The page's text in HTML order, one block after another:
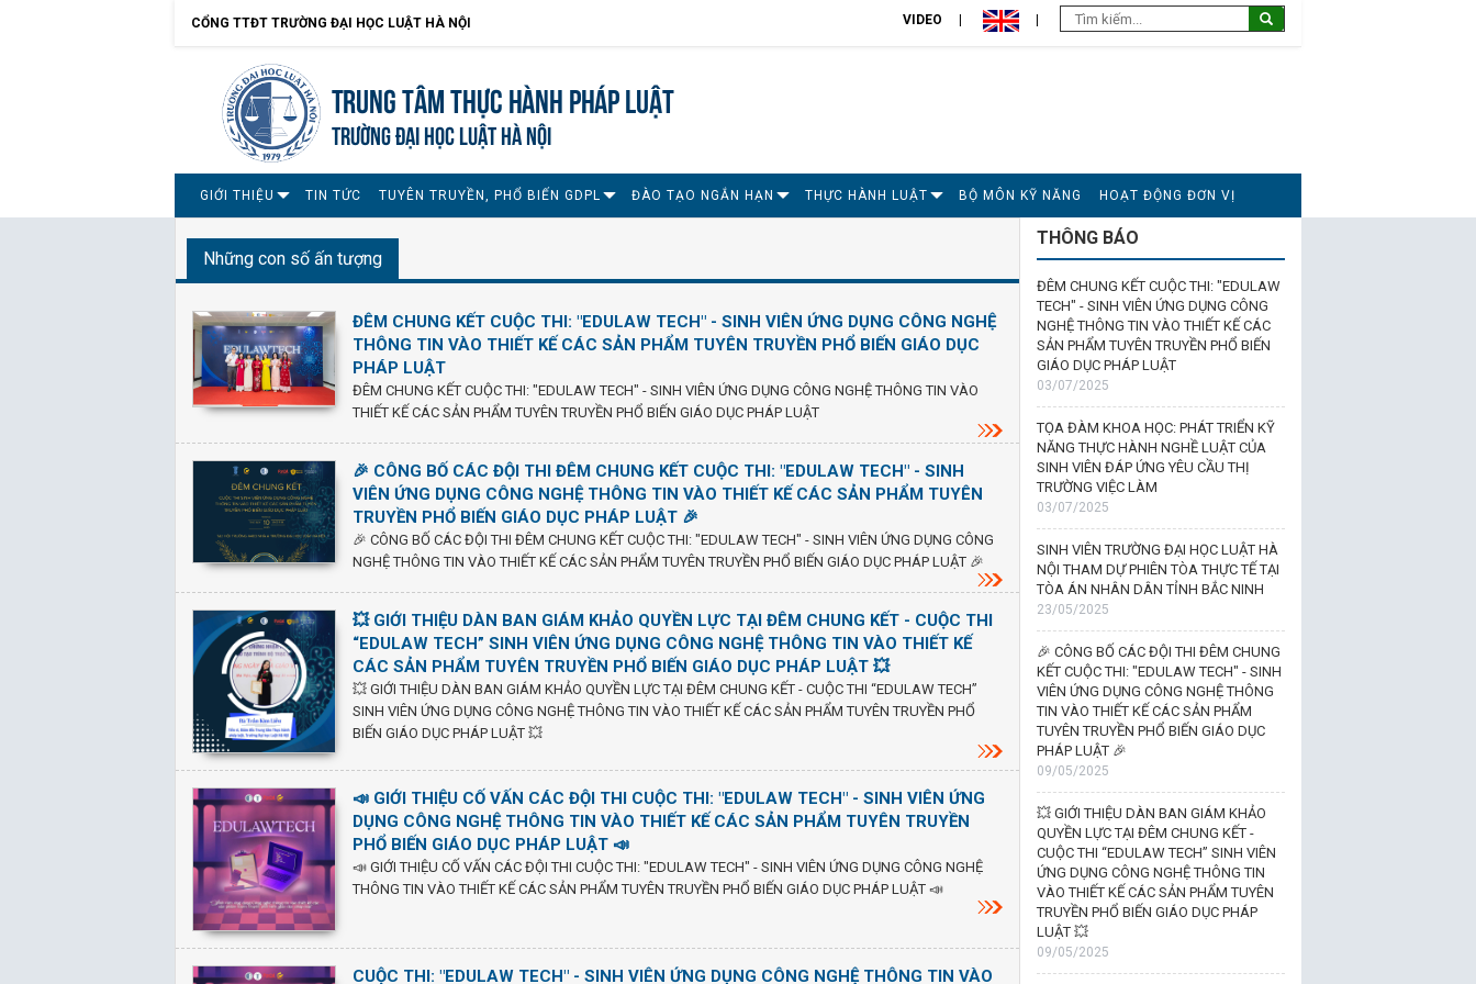
CỔNG TTĐT TRƯỜNG ĐẠI HỌC LUẬT HÀ NỘI VIDEO
Trung tâm Thực hành pháp luật
TRƯỜNG ĐẠI HỌC LUẬT HÀ NỘI
GIỚI THIỆU TIN TỨC TUYÊN TRUYỀN, PHỔ BIẾN GDPL ĐÀO TẠO NGẮN HẠN THỰC HÀNH LUẬT BỘ MÔN KỸ NĂNG HOẠT ĐỘNG ĐƠN VỊ
Những con số ấn tượng
ĐÊM CHUNG KẾT CUỘC THI: "EDULAW TECH" - SINH VIÊN ỨNG DỤNG CÔNG NGHỆ
THÔNG TIN VÀO THIẾT KẾ CÁC SẢN PHẨM TUYÊN TRUYỀN PHỔ BIẾN GIÁO DỤC
PHÁP LUẬT
ĐÊM CHUNG KẾT CUỘC THI: "EDULAW TECH" - SINH VIÊN ỨNG DỤNG CÔNG NGHỆ THÔNG TIN VÀO
THIẾT KẾ CÁC SẢN PHẨM TUYÊN TRUYỀN PHỔ BIẾN GIÁO DỤC PHÁP LUẬT
🎉 CÔNG BỐ CÁC ĐỘI THI ĐÊM CHUNG KẾT CUỘC THI: "EDULAW TECH" - SINH
VIÊN ỨNG DỤNG CÔNG NGHỆ THÔNG TIN VÀO THIẾT KẾ CÁC SẢN PHẨM TUYÊN
TRUYỀN PHỔ BIẾN GIÁO DỤC PHÁP LUẬT 🎉
🎉 CÔNG BỐ CÁC ĐỘI THI ĐÊM CHUNG KẾT CUỘC THI: "EDULAW TECH" - SINH VIÊN ỨNG DỤNG CÔNG
NGHỆ THÔNG TIN VÀO THIẾT KẾ CÁC SẢN PHẨM TUYÊN TRUYỀN PHỔ BIẾN GIÁO DỤC PHÁP LUẬT 🎉
💥 GIỚI THIỆU DÀN BAN GIÁM KHẢO QUYỀN LỰC TẠI ĐÊM CHUNG KẾT - CUỘC THI
“EDULAW TECH” SINH VIÊN ỨNG DỤNG CÔNG NGHỆ THÔNG TIN VÀO THIẾT KẾ
CÁC SẢN PHẨM TUYÊN TRUYỀN PHỔ BIẾN GIÁO DỤC PHÁP LUẬT 💥
💥 GIỚI THIỆU DÀN BAN GIÁM KHẢO QUYỀN LỰC TẠI ĐÊM CHUNG KẾT - CUỘC THI “EDULAW TECH”
SINH VIÊN ỨNG DỤNG CÔNG NGHỆ THÔNG TIN VÀO THIẾT KẾ CÁC SẢN PHẨM TUYÊN TRUYỀN PHỔ
BIẾN GIÁO DỤC PHÁP LUẬT 💥
📣 GIỚI THIỆU CỐ VẤN CÁC ĐỘI THI CUỘC THI: "EDULAW TECH" - SINH VIÊN ỨNG
DỤNG CÔNG NGHỆ THÔNG TIN VÀO THIẾT KẾ CÁC SẢN PHẨM TUYÊN TRUYỀN
PHỔ BIẾN GIÁO DỤC PHÁP LUẬT 📣
📣 GIỚI THIỆU CỐ VẤN CÁC ĐỘI THI CUỘC THI: "EDULAW TECH" - SINH VIÊN ỨNG DỤNG CÔNG NGHỆ
THÔNG TIN VÀO THIẾT KẾ CÁC SẢN PHẨM TUYÊN TRUYỀN PHỔ BIẾN GIÁO DỤC PHÁP LUẬT 📣
CUỘC THI: "EDULAW TECH" - SINH VIÊN ỨNG DỤNG CÔNG NGHỆ THÔNG TIN VÀO
THÔNG BÁO
ĐÊM CHUNG KẾT CUỘC THI: "EDULAW
TECH" - SINH VIÊN ỨNG DỤNG CÔNG
NGHỆ THÔNG TIN VÀO THIẾT KẾ CÁC
SẢN PHẨM TUYÊN TRUYỀN PHỔ BIẾN
GIÁO DỤC PHÁP LUẬT
03/07/2025
TỌA ĐÀM KHOA HỌC: PHÁT TRIỂN KỸ
NĂNG THỰC HÀNH NGHỀ LUẬT CỦA
SINH VIÊN ĐÁP ỨNG YÊU CẦU THỊ
TRƯỜNG VIỆC LÀM
03/07/2025
SINH VIÊN TRƯỜNG ĐẠI HỌC LUẬT HÀ
NỘI THAM DỰ PHIÊN TÒA THỰC TẾ TẠI
TÒA ÁN NHÂN DÂN TỈNH BẮC NINH
23/05/2025
🎉 CÔNG BỐ CÁC ĐỘI THI ĐÊM CHUNG
KẾT CUỘC THI: "EDULAW TECH" - SINH
VIÊN ỨNG DỤNG CÔNG NGHỆ THÔNG
TIN VÀO THIẾT KẾ CÁC SẢN PHẨM
TUYÊN TRUYỀN PHỔ BIẾN GIÁO DỤC
PHÁP LUẬT 🎉
09/05/2025
💥 GIỚI THIỆU DÀN BAN GIÁM KHẢO
QUYỀN LỰC TẠI ĐÊM CHUNG KẾT -
CUỘC THI “EDULAW TECH” SINH VIÊN
ỨNG DỤNG CÔNG NGHỆ THÔNG TIN
VÀO THIẾT KẾ CÁC SẢN PHẨM TUYÊN
TRUYỀN PHỔ BIẾN GIÁO DỤC PHÁP
LUẬT 💥
09/05/2025